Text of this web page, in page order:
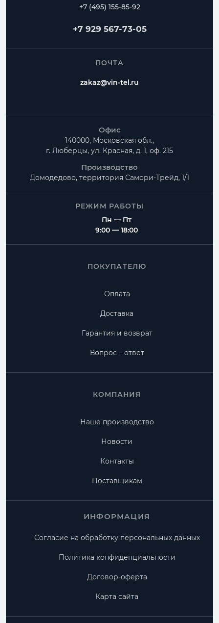
+7 (495) 155-85-92
+7 929 567-73-05
ПОЧТА
zakaz@vin-tel.ru
Офис
140000, Московская обл.,
г. Люберцы, ул. Красная, д. 1, оф. 215
Производство
Домодедово, территория Самори-Трейд, 1/1
РЕЖИМ РАБОТЫ
Пн — Пт
9:00 — 18:00
ПОКУПАТЕЛЮ
Оплата
Доставка
Гарантия и возврат
Вопрос – ответ
КОМПАНИЯ
Наше производство
Новости
Контакты
Поставщикам
ИНФОРМАЦИЯ
Согласие на обработку персональных данных
Политика конфиденциальности
Договор-оферта
Карта сайта